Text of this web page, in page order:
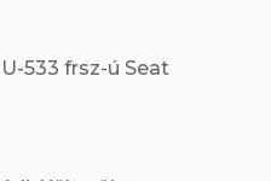
533 frsz-ú Seat